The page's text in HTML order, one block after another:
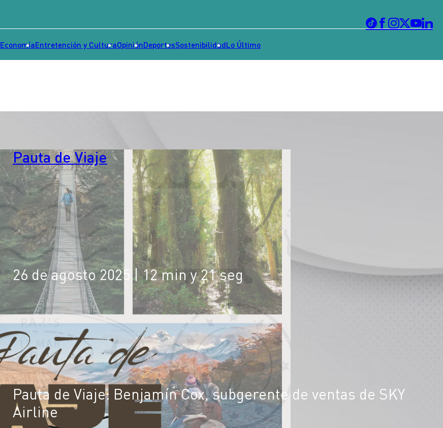
EconomíaEntretención y CulturaOpiniónDeportesSostenibilidadLo Último
Pauta de Viaje
26 de agosto 2025| 12 min y 21 seg
Pauta de Viaje: Benjamín Cox, subgerente de ventas de SKY
Airline